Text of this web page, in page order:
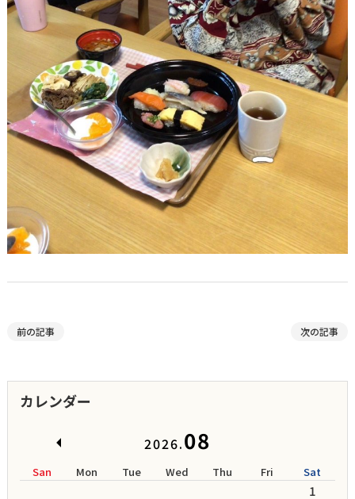
前の記事 次の記事
カレンダー
2026.08
San Mon Tue Wed Thu Fri Sat
1